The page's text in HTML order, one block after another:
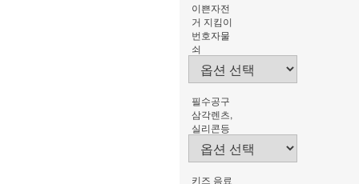
이쁜자전
거 지킴이
번호자물
쇠
필수공구
삼각렌츠,
실리콘등
키즈 음료